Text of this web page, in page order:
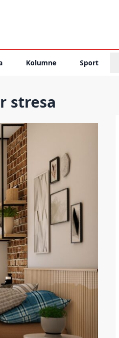
Kolumne Sport
stresa